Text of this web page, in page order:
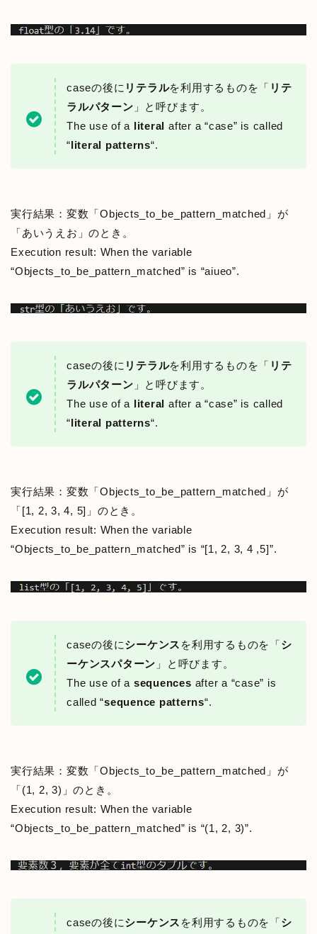
caseの後に リテラルを利用するものを「 リテ
ラルパターン 」と呼びます。
The use of a literal after a “case” is called
“literal patterns“.
実行結果：変数「Objects_to_be_pattern_matched」が
「あいうえお」のとき。
Execution result: When the variable
“Objects_to_be_pattern_matched” is “aiueo”.
caseの後に リテラルを利用するものを「 リテ
ラルパターン 」と呼びます。
The use of a literal after a “case” is called
“literal patterns“.
実行結果：変数「Objects_to_be_pattern_matched」が
「[1, 2, 3, 4, 5]」のとき。
Execution result: When the variable
“Objects_to_be_pattern_matched” is “[1, 2, 3, 4 ,5]”.
caseの後にシーケンス を利用するものを「シ
ーケンスパターン 」と呼びます。
The use of a sequences after a “case” is
called “sequence patterns“.
実行結果：変数「Objects_to_be_pattern_matched」が
「(1, 2, 3)」のとき。
Execution result: When the variable
“Objects_to_be_pattern_matched” is “(1, 2, 3)”.
caseの後にシーケンス を利用するものを「シ